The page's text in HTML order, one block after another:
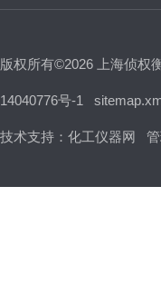
版权所有©2026 上海侦权
14040776号-1
技术支持： 化工仪器网